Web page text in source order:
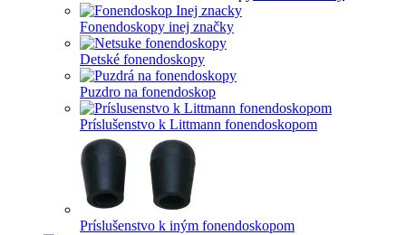
Fonendoskopy inej značky
Detské fonendoskopy
Puzdro na fonendoskop
Príslušenstvo k Littmann fonendoskopom
Príslušenstvo k iným fonendoskopom